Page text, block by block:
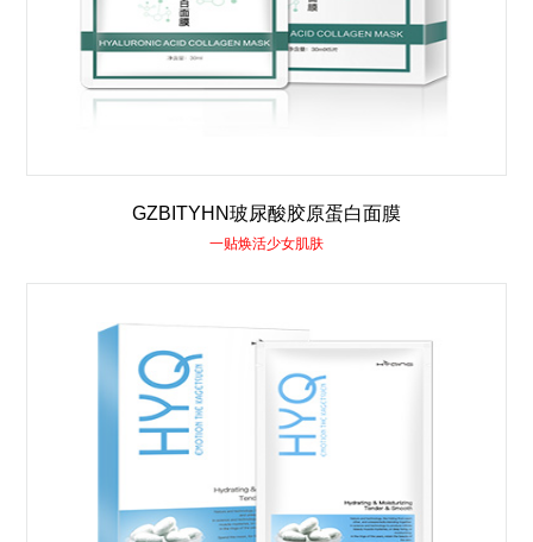
GZBITYHN玻尿酸胶原蛋白面膜
一贴焕活少女肌肤